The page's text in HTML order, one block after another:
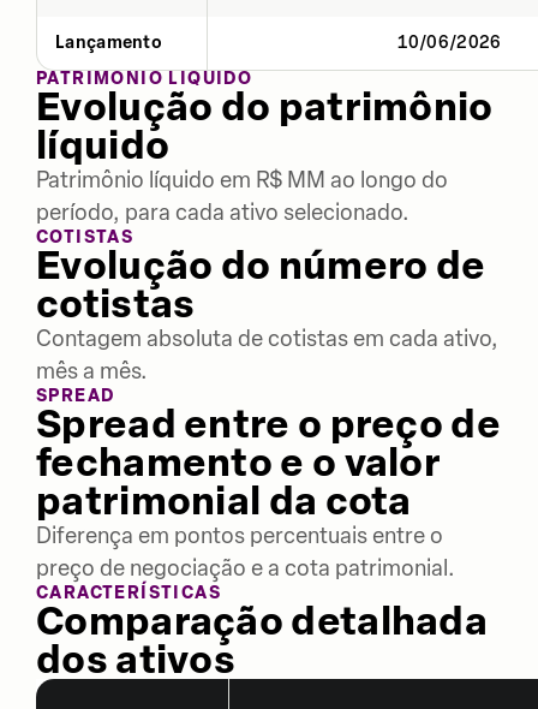
Lançamento
10/06/2026
PATRIMÔNIO LÍQUIDO
Evolução do patrimônio
líquido
Patrimônio líquido em R$ MM ao longo do
período, para cada ativo selecionado.
COTISTAS
Evolução do número de
cotistas
Contagem absoluta de cotistas em cada ativo,
mês a mês.
SPREAD
Spread entre o preço de
fechamento e o valor
patrimonial da cota
Diferença em pontos percentuais entre o
preço de negociação e a cota patrimonial.
CARACTERÍSTICAS
Comparação detalhada
dos ativos